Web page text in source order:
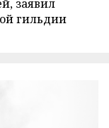
заявил
гильдии